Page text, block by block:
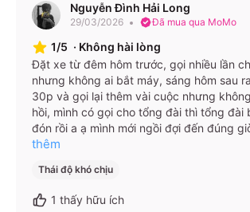
Văn phòng nhà xe:
Văn phòng nhà xe Anh Tùng Limousine
Hà Nội 193 Phú diễn 1900888684
Văn phòng nhà xe Anh Tùng Limousine
VP Quảng Ninh Ngã 3 Chùa 3 vàng
Nguyễn Đình Hải Long
29/03/2026 Đã mua qua MoMo
1/5 · Không hài lòng
Đặt xe từ đêm hôm trước, gọi nhiều lần
nhưng không ai bắt máy, sáng hôm sau
30p và gọi lại thêm vài cuộc nhưng
hồi, mình có gọi cho tổng đài thì tổng đài
đón rồi a ạ mình mới ngồi đợi đến đúng
thêm
Thái độ khó chịu
1 thấy hữu ích